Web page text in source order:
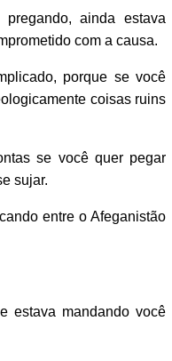
ainda estava
com a causa.
porque se você
coisas ruins
se você quer pegar
sujar.
entre o Afeganistão
estava mandando você